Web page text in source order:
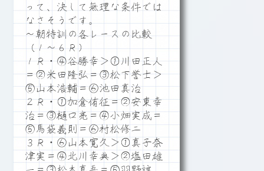
って、決して無理な条件では
なさそうです。
～朝特訓の各レースの比較
（１～６Ｒ）
１Ｒ・④谷勝幸＞①川田正人
＝②米田隆弘＝③松下誉士＞
⑤山本浩輔＝⑥池田真治
２Ｒ・①加倉侑征＝②安東幸
治＝③樋口亮＝④小畑実成＝
⑤馬袋義則＝⑥村松修二
３Ｒ・⑥山本寛久＞①真子奈
津実＝④北川幸典＞②塩田雄